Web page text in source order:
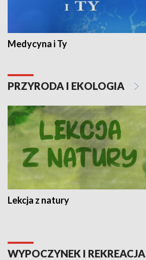
Medycyna i Ty
PRZYRODA I EKOLOGIA
Lekcja z natury
WYPOCZYNEK I REKREACJA